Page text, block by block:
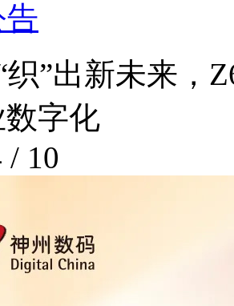
”出新未来
字化
/ 10